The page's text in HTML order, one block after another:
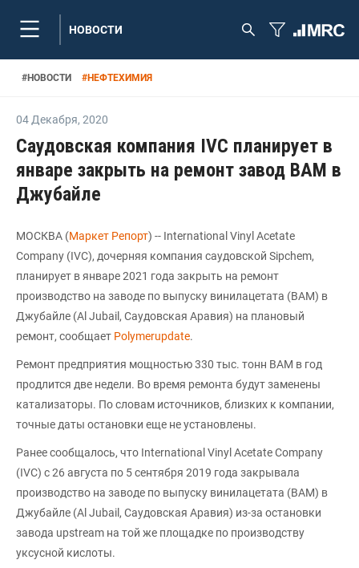
НОВОСТИ
#НОВОСТИ #НЕФТЕХИМИЯ
04 Декабря, 2020
Саудовская компания IVC планирует в
январе закрыть на ремонт завод ВАМ в
Джубайле
МОСКВА (Маркет Репорт) -- International Vinyl Acetate
Company (IVC), дочерняя компания саудовской Sipchem,
планирует в январе 2021 года закрыть на ремонт
производство на заводе по выпуску винилацетата (ВАМ) в
Джубайле (Al Jubail, Саудовская Аравия) на плановый
ремонт, сообщает Polymerupdate.
Ремонт предприятия мощностью 330 тыс. тонн ВАМ в год
продлится две недели. Во время ремонта будут заменены
катализаторы. По словам источников, близких к компании,
точные даты остановки еще не установлены.
Ранее сообщалось, что International Vinyl Acetate Company
(IVC) с 26 августа по 5 сентября 2019 года закрывала
производство на заводе по выпуску винилацетата (ВАМ) в
Джубайле (Al Jubail, Саудовская Аравия) из-за остановки
завода upstream на той же площадке по производству
уксусной кислоты.